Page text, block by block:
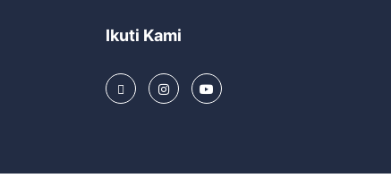
Ikuti Kami